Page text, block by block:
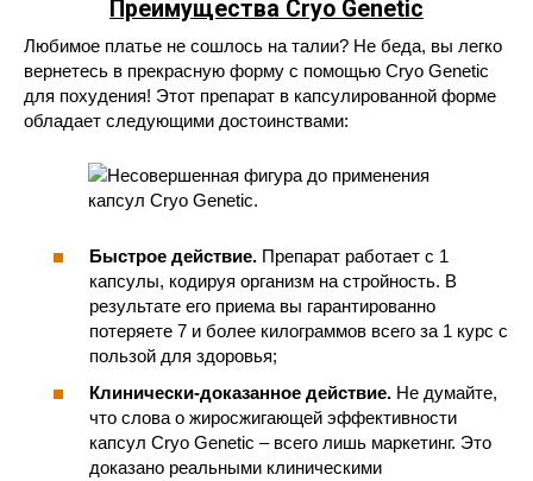
Преимущества Cryo Genetic
Любимое платье не сошлось на талии? Не беда, вы легко
вернетесь в прекрасную форму с помощью Cryo Genetic
для похудения! Этот препарат в капсулированной форме
обладает следующими достоинствами:
Быстрое действие. Препарат работает с 1
капсулы, кодируя организм на стройность. В
результате его приема вы гарантированно
потеряете 7 и более килограммов всего за 1 курс с
пользой для здоровья;
Клинически-доказанное действие. Не думайте,
что слова о жиросжигающей эффективности
капсул Cryo Genetic – всего лишь маркетинг. Это
доказано реальными клиническими